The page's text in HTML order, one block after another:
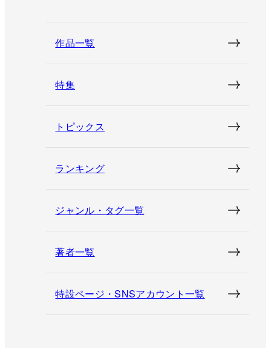
作品一覧
特集
トピックス
ランキング
ジャンル・タグ一覧
著者一覧
特設ページ・SNSアカウント一覧